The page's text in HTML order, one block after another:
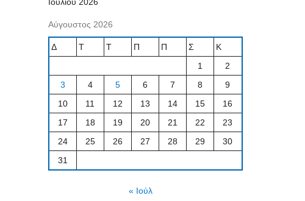
Ιουλίου 2026
Αύγουστος 2026
Δ Τ Τ Π Π Σ
Κ
1
2
3
4 5 6 7 8
9
10
11 12 13 14 15
16
17
18 19 20 21 22
23
24
25 26 27 28 29
30
31
« Ιούλ